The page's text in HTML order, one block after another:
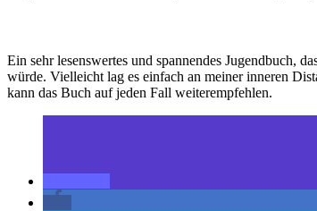
Ein sehr lesenswertes und spannendes Jugendbuch,
würde. Vielleicht lag es einfach an meiner inneren
kann das Buch auf jeden Fall weiterempfehlen.